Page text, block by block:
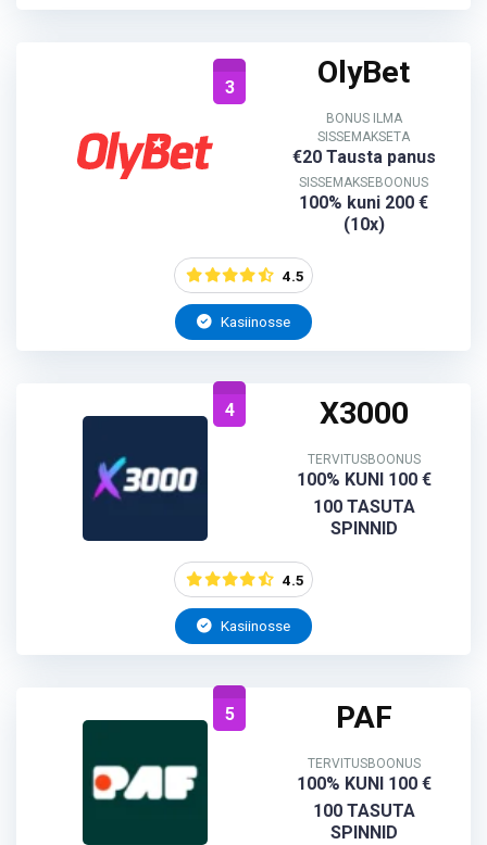
3 OlyBet
BONUS ILMA
SISSEMAKSETA
€20 Tausta panus
SISSEMAKSEBOONUS
100% kuni 200 €
(10x)
4.5
Kasiinosse
4 X3000
TERVITUSBOONUS
100% KUNI 100 €
100 TASUTA
SPINNID
4.5
Kasiinosse
5 PAF
TERVITUSBOONUS
100% KUNI 100 €
100 TASUTA
SPINNID